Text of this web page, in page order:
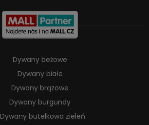
Dywany beżowe
Dywany białe
Dywany brązowe
Dywany burgundy
Dywany butelkowa zieleń